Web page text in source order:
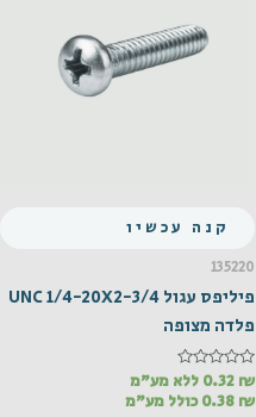
קנה עכשיו
135220
פיליפס עגול UNC 1/4-20X2-3/4
פלדה מצופה
דורג
מתוך
0.32 ₪
ללא מע"מ
0.38 ₪ כולל מע"מ